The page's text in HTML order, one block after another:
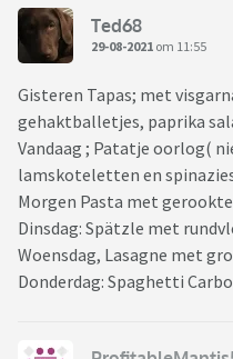
Ted68
29-08-2021 om 11:55
Gisteren Tapas; met
gehaktballetjes, paprika
Vandaag ; Patatje oorlog(
lamskoteletten en
Morgen Pasta met
Dinsdag: Spätzle met
Woensdag, Lasagne met
Donderdag: Spaghetti